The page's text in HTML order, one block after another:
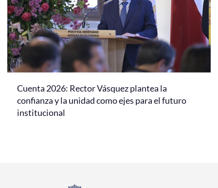
Cuenta 2026: Rector Vásquez plantea la
confianza y la unidad como ejes para el futuro
institucional